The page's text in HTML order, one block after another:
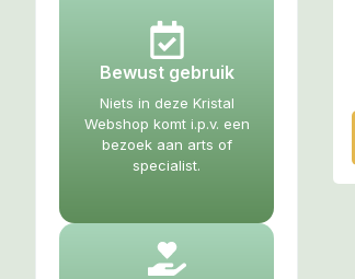
Bewust gebruik
Niets in deze Kristal
Webshop komt i.p.v. een
bezoek aan arts of
specialist.